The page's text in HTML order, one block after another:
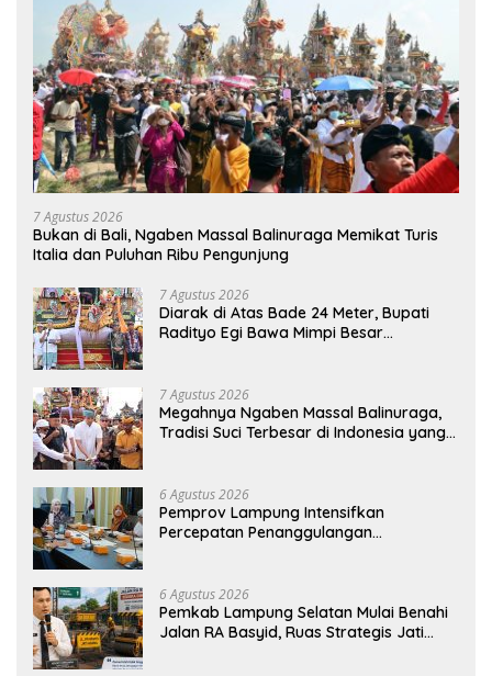
7 Agustus 2026
Bukan di Bali, Ngaben Massal Balinuraga Memikat Turis
Italia dan Puluhan Ribu Pengunjung
7 Agustus 2026
Diarak di Atas Bade 24 Meter, Bupati
Radityo Egi Bawa Mimpi Besar
7 Agustus 2026
Megahnya Ngaben Massal Balinuraga,
Tradisi Suci Terbesar di Indonesia yang
6 Agustus 2026
Pemprov Lampung Intensifkan
Percepatan Penanggulangan
6 Agustus 2026
Pemkab Lampung Selatan Mulai Benahi
Jalan RA Basyid, Ruas Strategis Jati